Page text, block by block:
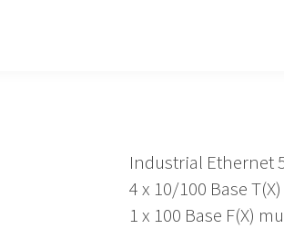
Industrial Ethernet
4 x 10/100 Base
1 x 100 Base F(X)